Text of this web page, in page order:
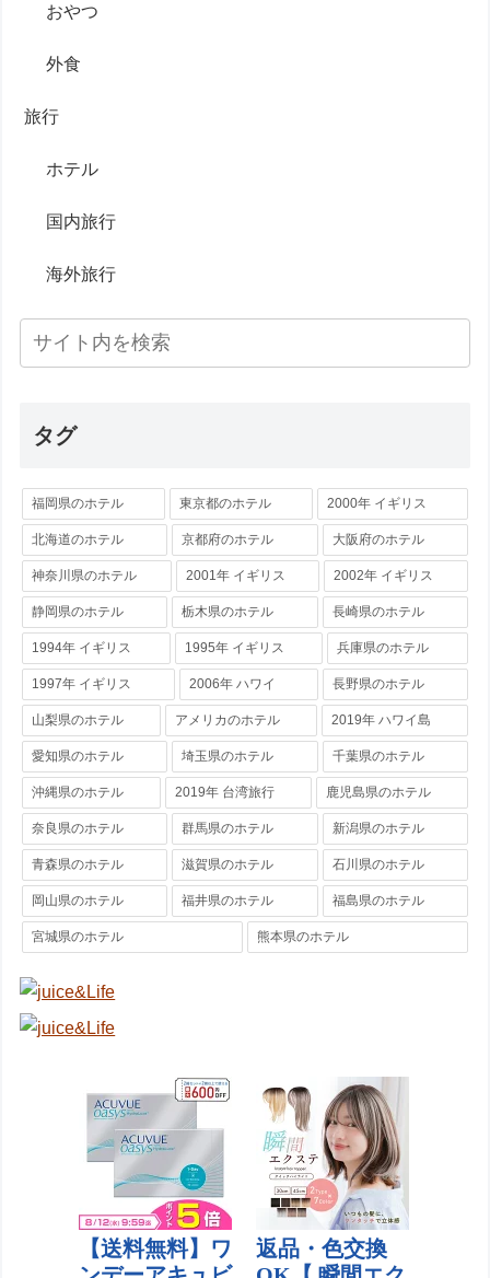
おやつ
外食
旅行
ホテル
国内旅行
海外旅行
タグ
福岡県のホテル 東京都のホテル 2000年 イギリス
北海道のホテル 京都府のホテル 大阪府のホテル
神奈川県のホテル 2001年 イギリス 2002年 イギリス
静岡県のホテル 栃木県のホテル 長崎県のホテル
1994年 イギリス 1995年 イギリス 兵庫県のホテル
1997年 イギリス 2006年 ハワイ 長野県のホテル
山梨県のホテル アメリカのホテル 2019年 ハワイ島
愛知県のホテル 埼玉県のホテル 千葉県のホテル
沖縄県のホテル 2019年 台湾旅行 鹿児島県のホテル
奈良県のホテル 群馬県のホテル 新潟県のホテル
青森県のホテル 滋賀県のホテル 石川県のホテル
岡山県のホテル 福井県のホテル 福島県のホテル
宮城県のホテル 熊本県のホテル